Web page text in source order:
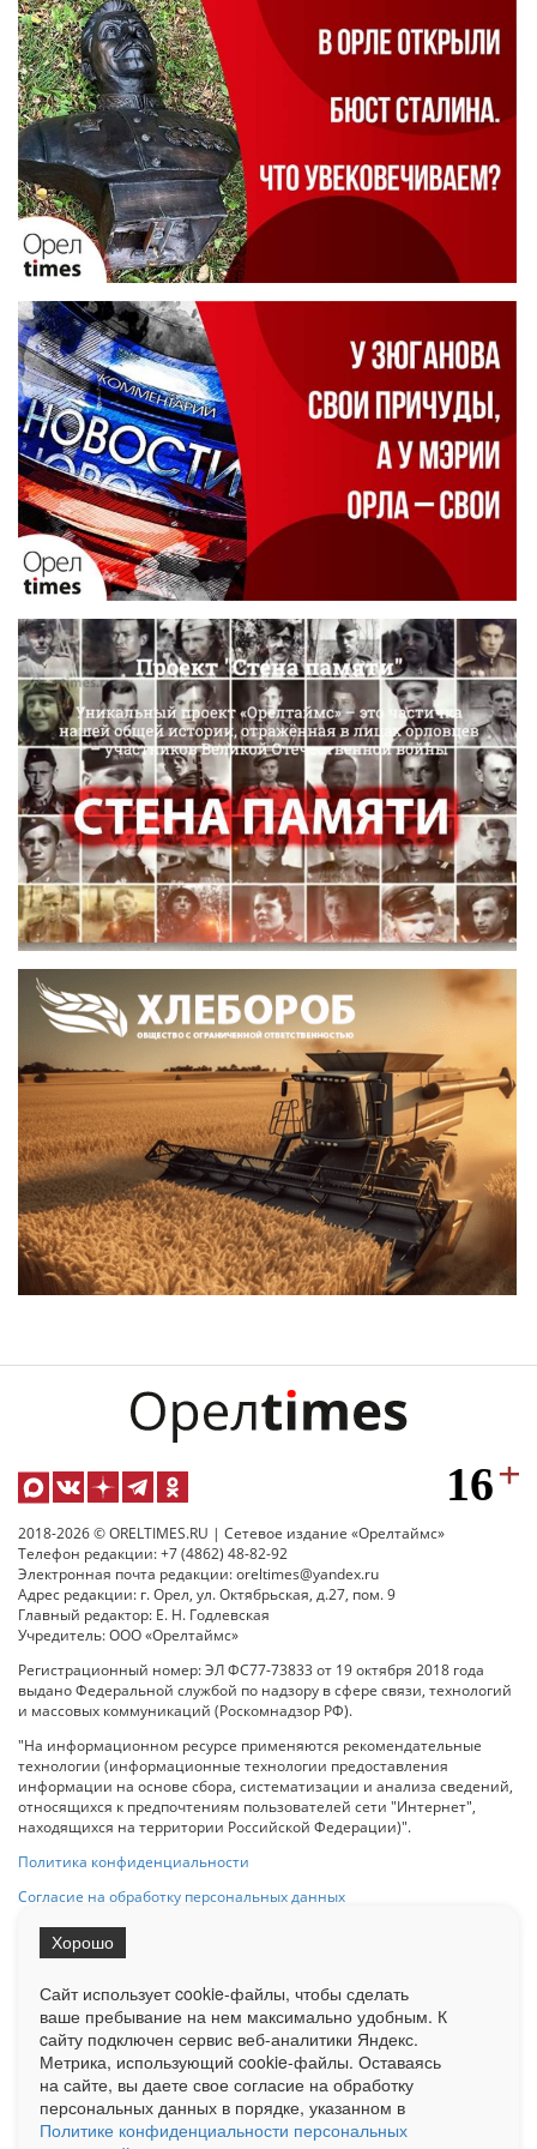
2018-2026 © ORELTIMES.RU | Сетевое издание «Орелтаймс»
Телефон редакции: +7 (4862) 48-82-92
Электронная почта редакции: oreltimes@yandex.ru
Адрес редакции: г. Орел, ул. Октябрьская, д.27, пом. 9
Главный редактор: Е. Н. Годлевская
Учредитель: ООО «Орелтаймс»
Регистрационный номер: ЭЛ ФС77-73833 от 19 октября 2018 года
выдано Федеральной службой по надзору в сфере связи, технологий
и массовых коммуникаций (Роскомнадзор РФ).
"На информационном ресурсе применяются рекомендательные
технологии (информационные технологии предоставления
информации на основе сбора, систематизации и анализа сведений,
относящихся к предпочтениям пользователей сети "Интернет",
находящихся на территории Российской Федерации)".
Политика конфиденциальности
Согласие на обработку персональных данных
на Сетевое издание «ОрелТаймс» обязательна.
Ограниченная статистика посещаемости доступна на сайте
Liveinternet.ru . Подробная статистика для рекламодателей по запросу
у менеджера.
Реклама Документы О нас Контакты
Сайт использует cookie-файлы, чтобы сделать
ваше пребывание на нем максимально удобным. К
cайту подключен сервис веб-аналитики Яндекс.
Метрика, использующий cookie-файлы. Оставаясь
на сайте, вы даете свое согласие на обработку
персональных данных в порядке, указанном в
Политике конфиденциальности персональных
Хорошо